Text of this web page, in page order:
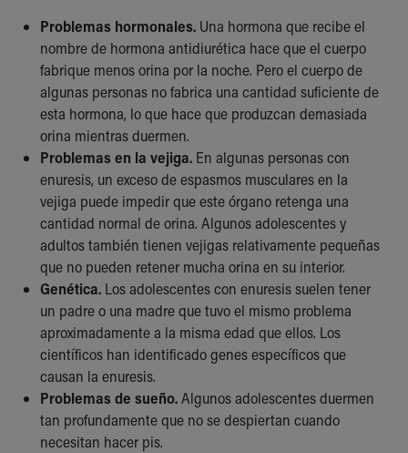
Health Information
Healthy Info, Healthy Kids
Inside Children's Blog
KidsHealth Topics
Family Library
Educational Resources
Injury Prevention
Medical Records
Symptom Checker
Skip to main content
Problemas hormonales. Una hormona que recibe el
nombre de hormona antidiurética hace que el cuerpo
fabrique menos orina por la noche. Pero el cuerpo de
algunas personas no fabrica una cantidad suficiente de
esta hormona, lo que hace que produzcan demasiada
orina mientras duermen.
Problemas en la vejiga. En algunas personas con
enuresis, un exceso de espasmos musculares en la
vejiga puede impedir que este órgano retenga una
cantidad normal de orina. Algunos adolescentes y
adultos también tienen vejigas relativamente pequeñas
que no pueden retener mucha orina en su interior.
Genética. Los adolescentes con enuresis suelen tener
un padre o una madre que tuvo el mismo problema
aproximadamente a la misma edad que ellos. Los
científicos han identificado genes específicos que
causan la enuresis.
Problemas de sueño.Algunos adolescentes duermen
tan profundamente que no se despiertan cuando
necesitan hacer pis.